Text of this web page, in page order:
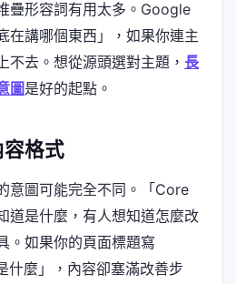
疊形容詞有用太多。Google
在講哪個東西」，如果你連主
不去。想從源頭選對主題， 長
圖是好的起點。
格式
意圖可能完全不同。「Core
道是什麼，有人想知道怎麼改
。如果你的頁面標題寫
什麼」，內容卻塞滿改善步